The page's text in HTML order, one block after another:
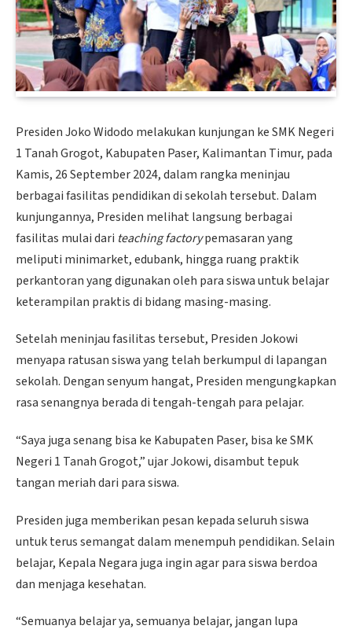
Presiden Joko Widodo melakukan kunjungan ke SMK Negeri
1 Tanah Grogot, Kabupaten Paser, Kalimantan Timur, pada
Kamis, 26 September 2024, dalam rangka meninjau
berbagai fasilitas pendidikan di sekolah tersebut. Dalam
kunjungannya, Presiden melihat langsung berbagai
fasilitas mulai dari teaching factorypemasaran yang
meliputi minimarket, edubank, hingga ruang praktik
perkantoran yang digunakan oleh para siswa untuk belajar
keterampilan praktis di bidang masing-masing.
Setelah meninjau fasilitas tersebut, Presiden Jokowi
menyapa ratusan siswa yang telah berkumpul di lapangan
sekolah. Dengan senyum hangat, Presiden mengungkapkan
rasa senangnya berada di tengah-tengah para pelajar.
“Saya juga senang bisa ke Kabupaten Paser, bisa ke SMK
Negeri 1 Tanah Grogot,” ujar Jokowi, disambut tepuk
tangan meriah dari para siswa.
Presiden juga memberikan pesan kepada seluruh siswa
untuk terus semangat dalam menempuh pendidikan. Selain
belajar, Kepala Negara juga ingin agar para siswa berdoa
dan menjaga kesehatan.
“Semuanya belajar ya, semuanya belajar, jangan lupa